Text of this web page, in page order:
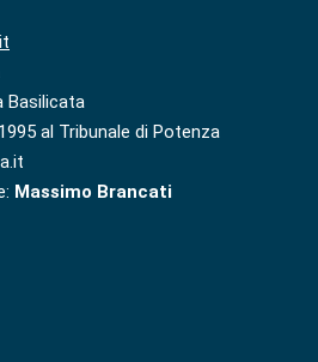
Basilicata
al Tribunale di Potenza
Massimo Brancati